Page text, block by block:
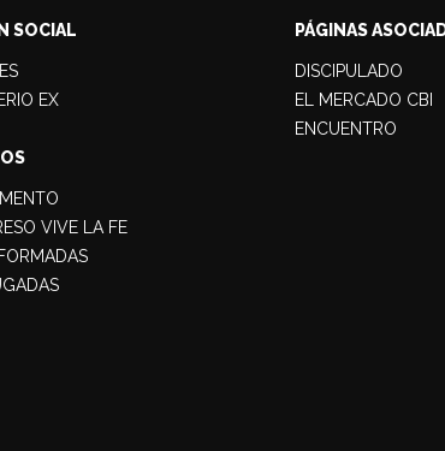
SOCIAL
EX
VIVE LA FE
PÁGINAS
DISCIPULADO
EL MERCADO CBI
ENCUENTRO